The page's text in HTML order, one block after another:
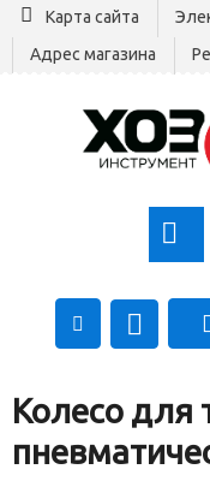
Карта сайта
Адрес магазина
+375 29 564-
Log@hozdvor.by
Колесо для